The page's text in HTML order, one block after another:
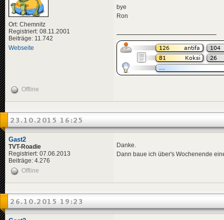
Ort: Chemnitz
Registriert: 08.11.2001
Beiträge: 11.742
Webseite
bye
Ron
Offline
23.10.2015 16:25
Gast2
TVT-Roadie
Registriert: 07.06.2013
Beiträge: 4.276
Danke.
Dann baue ich über's Wochenende
Offline
26.10.2015 19:23